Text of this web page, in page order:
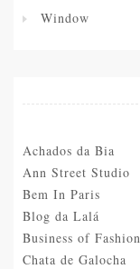
Window
Achados da Bia
Ann Street Studio
Bem In Paris
Blog da Lalá
Business of Fashion
Chata de Galocha